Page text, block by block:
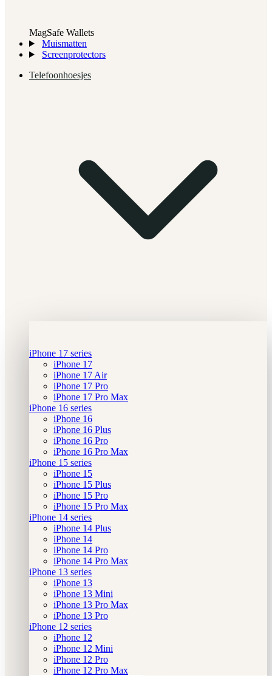
MagSafe Wallets
Muismatten
Screenprotectors
Telefoonhoesjes
iPhone 17 series
iPhone 17
iPhone 17 Air
iPhone 17 Pro
iPhone 17 Pro Max
iPhone 16 series
iPhone 16
iPhone 16 Plus
iPhone 16 Pro
iPhone 16 Pro Max
iPhone 15 series
iPhone 15
iPhone 15 Plus
iPhone 15 Pro
iPhone 15 Pro Max
iPhone 14 series
iPhone 14 Plus
iPhone 14
iPhone 14 Pro
iPhone 14 Pro Max
iPhone 13 series
iPhone 13
iPhone 13 Mini
iPhone 13 Pro Max
iPhone 13 Pro
iPhone 12 series
iPhone 12
iPhone 12 Mini
iPhone 12 Pro
iPhone 12 Pro Max